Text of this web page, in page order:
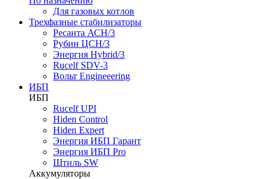
Для газовых котлов
Трехфазные стабилизаторы
Ресанта АСН/3
Рубин ЦСН/3
Энергия Hybrid/3
Rucelf SDV-3
Вольт Engineeering
ИБП
ИБП
Rucelf UPI
Hiden Control
Hiden Expert
Энергия ИБП Гарант
Энергия ИБП Pro
Штиль SW
Аккумуляторы